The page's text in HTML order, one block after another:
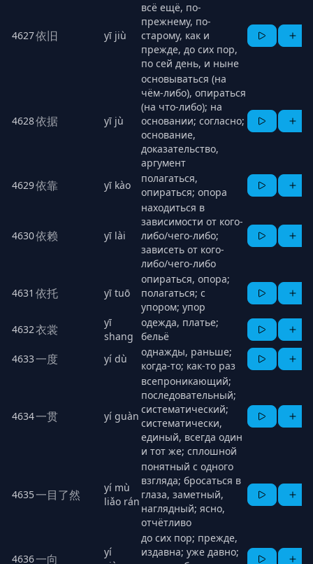
4627依旧 yī jiù
всё ещё, по-
прежнему, по-
старому, как и
прежде, до сих пор,
по сей день, и ныне
4628依据 yī jù
основываться (на
чём-либо), опираться
(на что-либо); на
основании; согласно;
основание,
доказательство,
аргумент
4629依靠 yī kào
полагаться,
опираться; опора
4630依赖 yī lài
находиться в
зависимости от кого-
либо/чего-либо;
зависеть от кого-
либо/чего-либо
4631 依托 yī tuō
опираться, опора;
полагаться; с
упором; упор
4632衣裳
yī
shang
одежда, платье;
бельё
4633一度 yí dù
однажды, раньше;
когда-то; как-то раз
4634一贯 yí guàn
всепроникающий;
последовательный;
систематический;
систематически,
единый, всегда один
и тот же; сплошной
4635一目了然
yí mù
liǎo rán
понятный с одного
взгляда; бросаться в
глаза, заметный,
наглядный; ясно,
отчётливо
4636一向
yí
до сих пор; прежде,
издавна; уже давно;